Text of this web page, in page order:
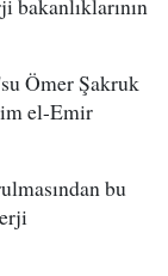
Ömer Şakruk
el-Emir
bu